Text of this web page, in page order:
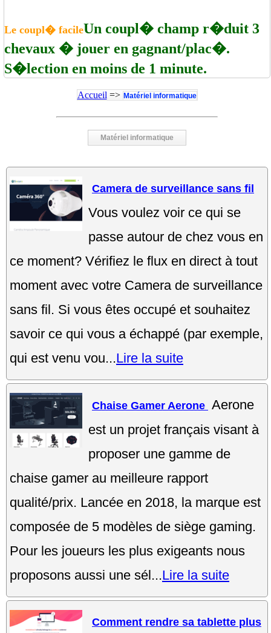
Le coupl� facileUn coupl� champ r�duit 3
chevaux � jouer en gagnant/plac�.
S�lection en moins de 1 minute.
Accueil => Matériel informatique
Matériel informatique
Camera de surveillance sans fil
Vous voulez voir ce qui se
passe autour de chez vous en
ce moment? Vérifiez le flux en direct à tout
moment avec votre Camera de surveillance
sans fil. Si vous êtes occupé et souhaitez
savoir ce qui vous a échappé (par exemple,
qui est venu vou...Lire la suite
Chaise Gamer Aerone Aerone
est un projet français visant à
proposer une gamme de
chaise gamer au meilleure rapport
qualité/prix. Lancée en 2018, la marque est
composée de 5 modèles de siège gaming.
Pour les joueurs les plus exigeants nous
proposons aussi une sél...Lire la suite
Comment rendre sa tablette plus